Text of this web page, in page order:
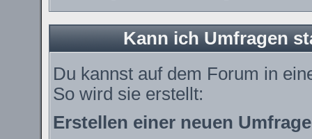
Kann ich Umfragen
Du kannst auf dem Forum in
So wird sie erstellt:
Erstellen einer neuen Umfrage